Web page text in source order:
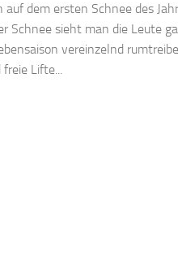
dem ersten Schnee des
Schnee sieht man die Leute
vereinzelnd
Lifte...